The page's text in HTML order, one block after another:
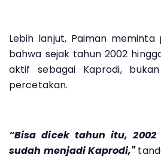
Lebih lanjut, Paiman meminta
bahwa sejak tahun 2002
aktif sebagai Kaprodi,
percetakan.
“Bisa dicek tahun itu,
sudah menjadi Kaprodi,"